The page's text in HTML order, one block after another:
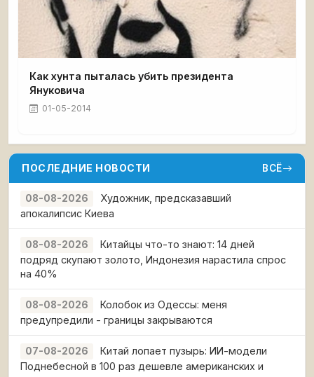
Как хунта пыталась убить президента
Януковича
01-05-2014
ПОСЛЕДНИЕ НОВОСТИ ВСЁ
08-08-2026
Художник, предсказавший
апокалипсис Киева
08-08-2026
Китайцы что-то знают: 14 дней
подряд скупают золото, Индонезия нарастила спрос
на 40%
08-08-2026
Колобок из Одессы: меня
предупредили - границы закрываются
07-08-2026
Китай лопает пузырь: ИИ-модели
Поднебесной в 100 раз дешевле американских и